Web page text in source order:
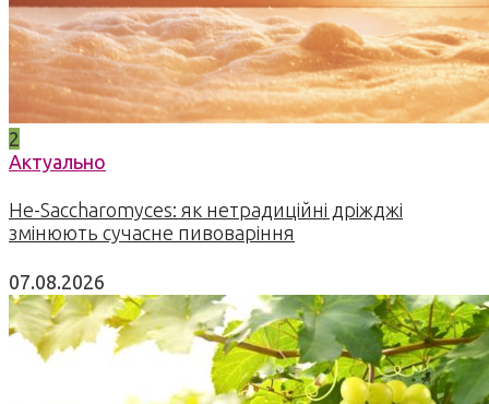
2
Актуально
Не-Saccharomyces: як нетрадиційні дріжджі
змінюють сучасне пивоваріння
07.08.2026